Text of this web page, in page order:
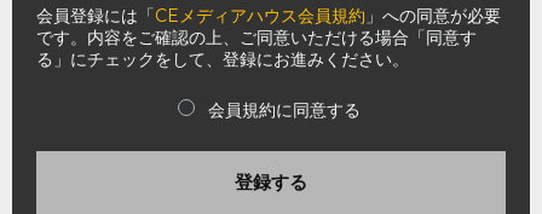
会員登録には「CEメディアハウス会員規約 」への同意が必要
です。内容をご確認の上、ご同意いただける場合「同意す
る」にチェックをして、登録にお進みください。
会員規約に同意する
登録する